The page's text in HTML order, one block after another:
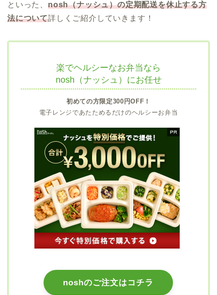
といった、 nosh（ナッシュ）の定期配送を休止する方
法について詳しくご紹介していきます！
楽でヘルシーなお弁当なら
nosh（ナッシュ）にお任せ
初めての方限定300円OFF！
電子レンジであたためるだけのヘルシーお弁当
noshのご注文はコチラ